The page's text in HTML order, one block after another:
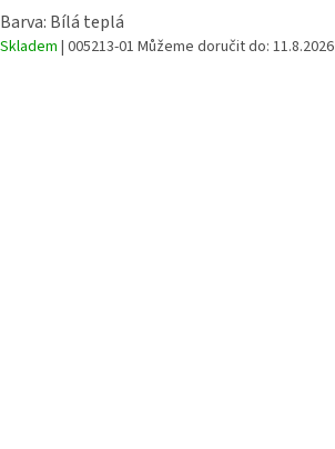
Barva: Bílá teplá
Skladem | 005213-01 Můžeme doručit do: 11.8.2026